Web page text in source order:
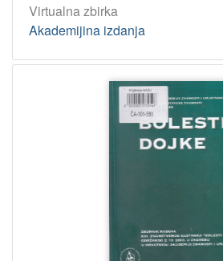
Virtualna zbirka
Akademijina izdanja